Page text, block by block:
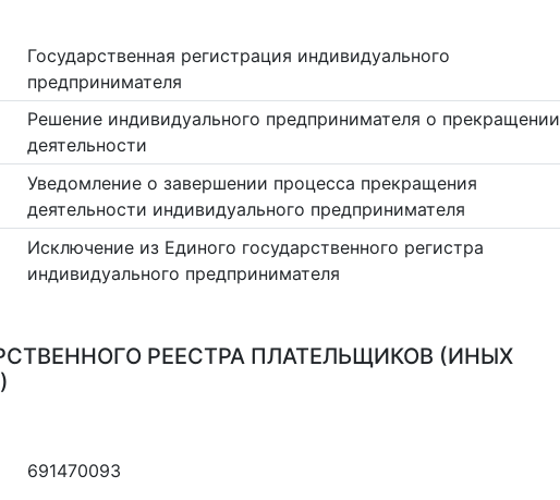
Государственная регистрация индивидуального
предпринимателя
Решение индивидуального предпринимателя о прекращении
деятельности
Уведомление о завершении процесса прекращения
деятельности индивидуального предпринимателя
Исключение из Единого государственного регистра
индивидуального предпринимателя
РЕЕСТРА ПЛАТЕЛЬЩИКОВ (ИНЫХ
691470093